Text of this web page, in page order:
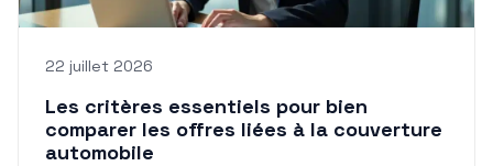
22 juillet 2026
Les critères essentiels pour bien
comparer les offres liées à la couverture
automobile